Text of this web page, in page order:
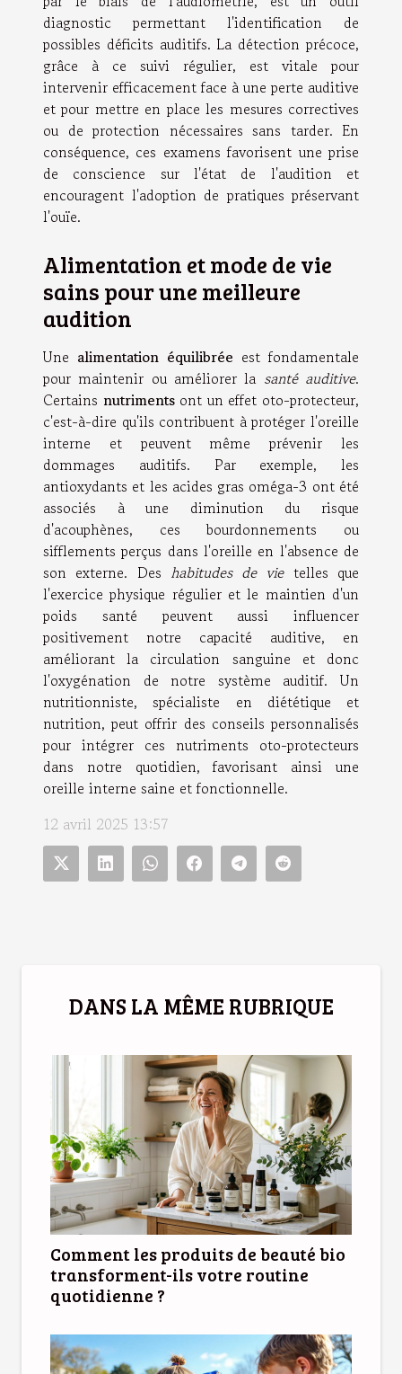
diagnostic permettant l'identification de
possibles déficits auditifs. La détection précoce,
grâce à ce suivi régulier, est vitale pour
intervenir efficacement face à une perte auditive
et pour mettre en place les mesures correctives
ou de protection nécessaires sans tarder. En
conséquence, ces examens favorisent une prise
de conscience sur l'état de l'audition et
encouragent l'adoption de pratiques préservant
l'ouïe.
Alimentation et mode de vie
sains pour une meilleure
audition
Une alimentation équilibrée est fondamentale
pour maintenir ou améliorer la santé auditive.
Certains nutrimentsont un effet oto-protecteur,
c'est-à-dire qu'ils contribuent à protéger l'oreille
interne et peuvent même prévenir les
dommages auditifs. Par exemple, les
antioxydants et les acides gras oméga-3 ont été
associés à une diminution du risque
d'acouphènes, ces bourdonnements ou
sifflements perçus dans l'oreille en l'absence de
son externe. Des habitudes de vietelles que
l'exercice physique régulier et le maintien d'un
poids santé peuvent aussi influencer
positivement notre capacité auditive, en
améliorant la circulation sanguine et donc
l'oxygénation de notre système auditif. Un
nutritionniste, spécialiste en diététique et
nutrition, peut offrir des conseils personnalisés
pour intégrer ces nutriments oto-protecteurs
dans notre quotidien, favorisant ainsi une
oreille interne saine et fonctionnelle.
12 avril 2025 13:57
DANS LA MÊME RUBRIQUE
Comment les produits de beauté bio
transforment-ils votre routine
quotidienne ?